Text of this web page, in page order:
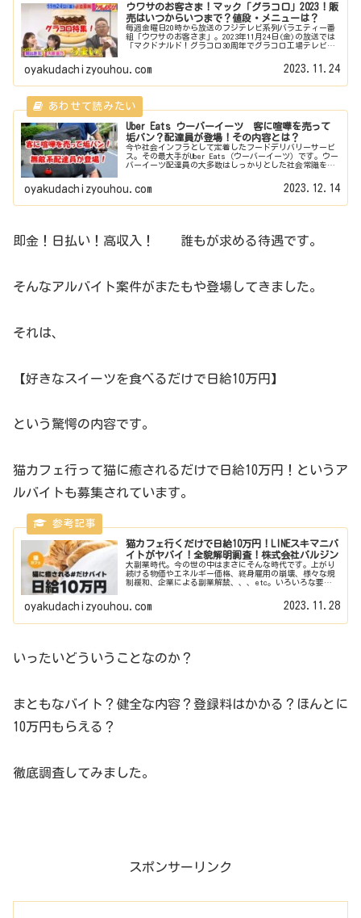
ウワサのお客さま！マック「グラコロ」2023！販
売はいつからいつまで？値段・メニューは？
毎週金曜日20時から放送のフジテレビ系列バラエティー番
組「ウワサのお客さま」。2023年11月24日(金)の放送では
「マクドナルド！グラコロ30周年でグラコロ工場テレビ初
oyakudachizyouhou.com 2023.11.24
Uber Eats ウーバーイーツ 客に喧嘩を売って
垢バン？配達員が登場！その内容とは？
今や社会インフラとして定着したフードデリバリーサービ
ス。その最大手がUber Eats（ウーバーイーツ）です。ウー
バーイーツ配達員の大多数はしっかりとした社会常識を持
oyakudachizyouhou.com 2023.12.14
即金！日払い！高収入！ 誰もが求める待遇です。
そんなアルバイト案件がまたもや登場してきました。
それは、
【好きなスイーツを食べるだけで日給10万円】
という驚愕の内容です。
猫カフェ行って猫に癒されるだけで日給10万円！というア
ルバイトも募集されています。
猫カフェ行くだけで日給10万円！LINEスキマニバ
イトがヤバイ！全貌解明調査！株式会社バルジン
大副業時代。今の世の中はまさにそんな時代です。上がり
続ける物価やエネルギー価格、終身雇用の崩壊、様々な規
制緩和、企業による副業解禁、、、etc。いろいろな要因
oyakudachizyouhou.com 2023.11.28
いったいどういうことなのか？
まともなバイト？健全な内容？登録料はかかる？ほんとに
10万円もらえる？
徹底調査してみました。
スポンサーリンク